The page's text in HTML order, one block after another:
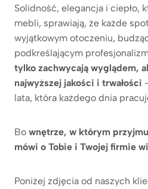
Solidność, elegancja i ciepło,
mebli, sprawiają, że każde
wyjątkowym otoczeniu,
podkreślającym
tylko zachwycają wyglądem,
najwyższej jakości i trwałości
lata, która każdego dnia
Bo wnętrze, w którym
mówi o Tobie i Twojej firmie
Poniżej zdjęcia od naszych